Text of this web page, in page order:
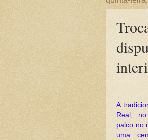
A
Real,
palco no
uma